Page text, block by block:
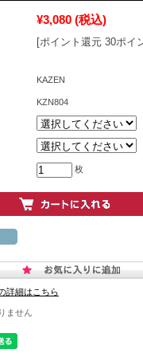
¥3,080 (税込)
[ポイント還元 30ポイ
KAZEN
KZN804
枚
詳細はこちら
ません